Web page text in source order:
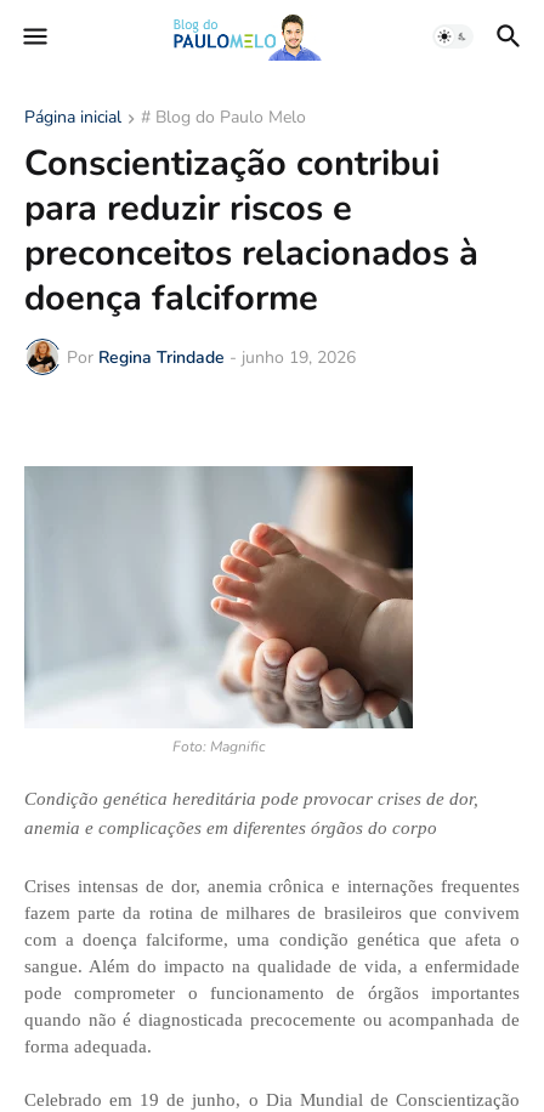
Página inicial # Blog do Paulo Melo
Conscientização contribui
para reduzir riscos e
preconceitos relacionados à
doença falciforme
Por Regina Trindade - junho 19, 2026
Foto: Magnific
Condição genética hereditária pode provocar crises de dor,
anemia e complicações em diferentes órgãos do corpo
Crises intensas de dor, anemia crônica e internações frequentes
fazem parte da rotina de milhares de brasileiros que convivem
com a doença falciforme, uma condição genética que afeta o
sangue. Além do impacto na qualidade de vida, a enfermidade
pode comprometer o funcionamento de órgãos importantes
quando não é diagnosticada precocemente ou acompanhada de
forma adequada.
Celebrado em 19 de junho, o Dia Mundial de Conscientização